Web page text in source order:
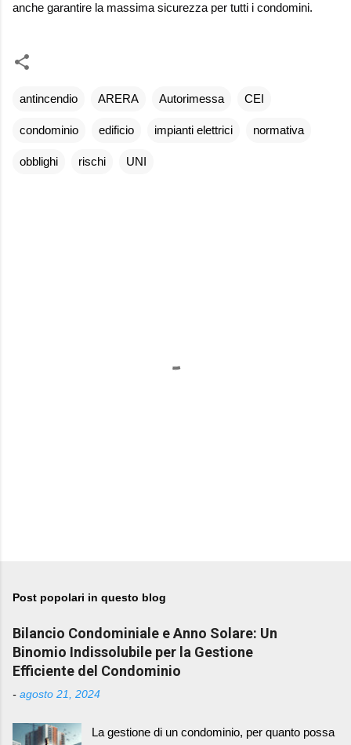
anche garantire la massima sicurezza per tutti i condomini.
antincendio ARERA Autorimessa CEI
condominio edificio impianti elettrici normativa
obblighi rischi UNI
Post popolari in questo blog
Bilancio Condominiale e Anno Solare: Un
Binomio Indissolubile per la Gestione
Efficiente del Condominio
- agosto 21, 2024
La gestione di un condominio, per quanto possa